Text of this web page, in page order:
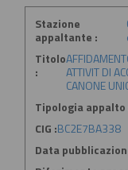
Stazione
appaltante :
Titolo
:
ATTIVIT DI
CANONE
Tipologia appalto
CIG :BC2E7BA338
Data